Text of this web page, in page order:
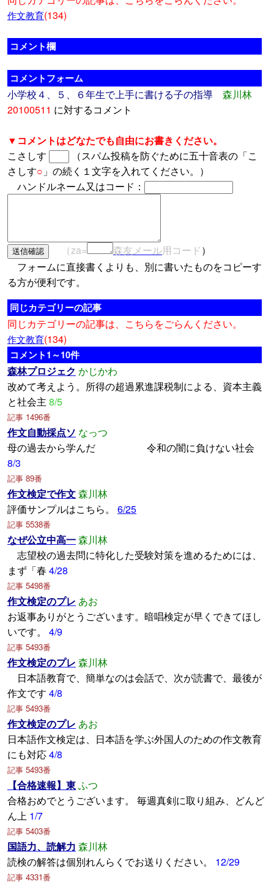
作文教育(134)
コメント欄
コメントフォーム
小学校４、５、６年生で上手に書ける子の指導
森川林
20100511 に対するコメント
▼コメントはどなたでも自由にお書きください。
こさしす
（スパム投稿を防ぐために五十音表の「こ
さしす○ 」の続く１文字を入れてください。）
ハンドルネーム又はコード：
（za= 森友メール用コード）
フォームに直接書くよりも、別に書いたものをコピーす
る方が便利です。
同じカテゴリーの記事
同じカテゴリーの記事は、こちらをごらんください。
作文教育(134)
コメント1～10件
森林プロジェク かじかわ
改めて考えよう。所得の超過累進課税制による、資本主義
と社会主 8/5
記事 1496番
作文自動採点ソ なっつ
母の過去から学んだ 令和の闇に負けない社会
8/3
記事 89番
作文検定で作文森川林
評価サンプルはこちら。 6/25
記事 5538番
なぜ公立中高一森川林
志望校の過去問に特化した受験対策を進めるためには、
まず「春 4/28
記事 5498番
作文検定のプレ あお
お返事ありがとうございます。暗唱検定が早くできてほし
いです。
4/9
記事 5493番
作文検定のプレ 森川林
日本語教育で、簡単なのは会話で、次が読書で、最後が
作文です 4/8
記事 5493番
作文検定のプレ あお
日本語作文検定は、日本語を学ぶ外国人のための作文教育
にも対応4/8
記事 5493番
【合格速報】東ふつ
合格おめでとうございます。 毎週真剣に取り組み、どんど
ん上 1/7
記事 5403番
国語力、読解力 森川林
読検の解答は個別れんらくでお送りください。
12/29
記事 4331番